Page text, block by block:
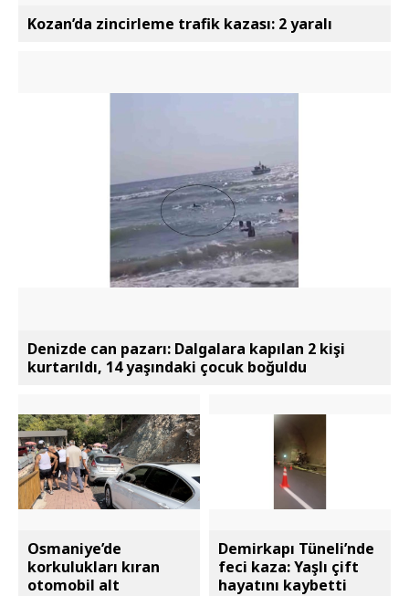
Kozan’da zincirleme trafik kazası: 2 yaralı
Denizde can pazarı: Dalgalara kapılan 2 kişi
kurtarıldı, 14 yaşındaki çocuk boğuldu
Osmaniye’de
korkulukları kıran
otomobil alt
Demirkapı Tüneli’nde
feci kaza: Yaşlı çift
hayatını kaybetti